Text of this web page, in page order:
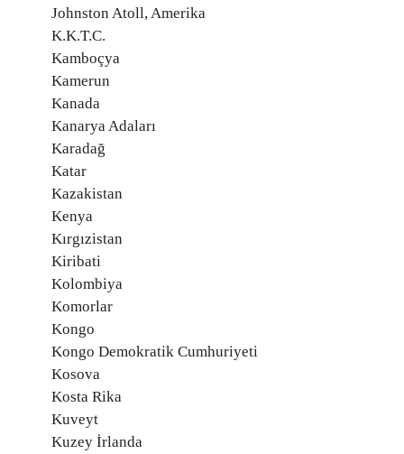
Johnston Atoll, Amerika
K.K.T.C.
Kamboçya
Kamerun
Kanada
Kanarya Adaları
Karadağ
Katar
Kazakistan
Kenya
Kırgızistan
Kiribati
Kolombiya
Komorlar
Kongo
Kongo Demokratik Cumhuriyeti
Kosova
Kosta Rika
Kuveyt
Kuzey İrlanda